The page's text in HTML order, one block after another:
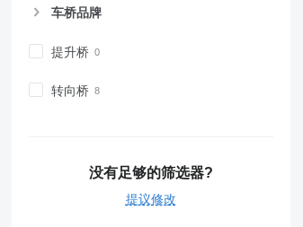
车桥品牌
提升桥
转向桥
没有足够的筛选器?
提议修改